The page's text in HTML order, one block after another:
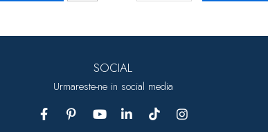
SOCIAL
Urmareste-ne in social media